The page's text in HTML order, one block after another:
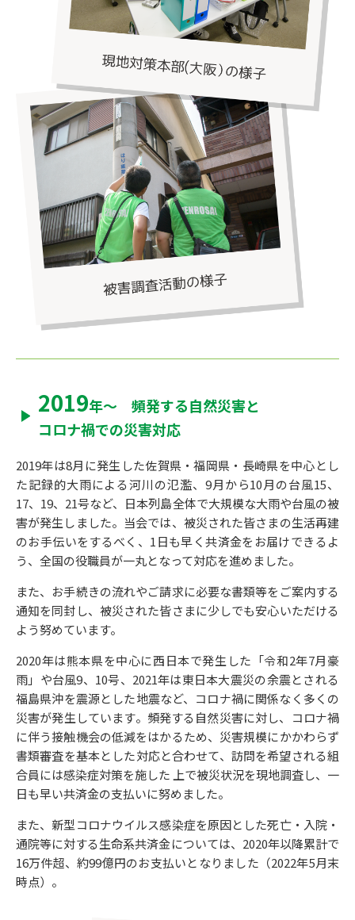
2019年～ 頻発する自然災害と
コロナ禍での災害対応
2019年は8月に発生した佐賀県・福岡県・長崎県を中心とし
た記録的大雨による河川の氾濫、9月から10月の台風15、
17、19、21号など、日本列島全体で大規模な大雨や台風の被
害が発生しました。 当会では、被災された皆さまの生活再建
のお手伝いをするべく、1日も早く共済金をお届けできるよ
う、全国の役職員が一丸となって対応を進めました。
また、お手続きの流れやご請求に必要な書類等をご案内する
通知を同封し、被災された皆さまに少しでも安心いただける
よう努めています。
2020年は熊本県を中心に西日本で発生した「令和2年7月豪
雨」や台風9、10号、2021年は東日本大震災の余震とされる
福島県沖を震源とした地震など、コロナ禍に関係なく多くの
災害が発生しています。頻発する自然災害に対し、コロナ禍
に伴う接触機会の低減をはかるため、災害規模にかかわらず
書類審査を基本とした対応と合わせて、訪問を希望される組
合員には感染症対策を施した 上で被災状況を現地調査し、一
日も早い共済金の支払いに努めました。
また、新型コロナウイルス感染症を原因とした死亡・入院・
通院等に対する生命系共済金については、2020年以降累計で
16万件超、約99億円のお支払いとなりました（2022年5月末
時点）。